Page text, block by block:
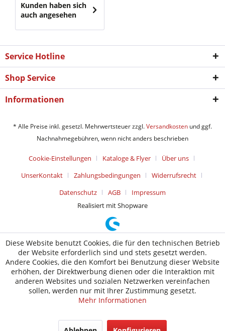
Kunden haben sich
auch angesehen
Service Hotline
Shop Service
Informationen
* Alle Preise inkl. gesetzl. Mehrwertsteuer zzgl.Versandkosten und ggf.
Nachnahmegebühren, wenn nicht anders beschrieben
Cookie-Einstellungen Kataloge & Flyer
Über uns
UnserKontakt
Zahlungsbedingungen
Widerrufsrecht
Datenschutz
AGB
Impressum
Realisiert mit Shopware
Diese Website benutzt Cookies, die für den technischen Betrieb
der Website erforderlich sind und stets gesetzt werden.
Andere Cookies, die den Komfort bei Benutzung dieser Website
erhöhen, der Direktwerbung dienen oder die Interaktion mit
anderen Websites und sozialen Netzwerken vereinfachen
sollen, werden nur mit Ihrer Zustimmung gesetzt.
Mehr Informationen